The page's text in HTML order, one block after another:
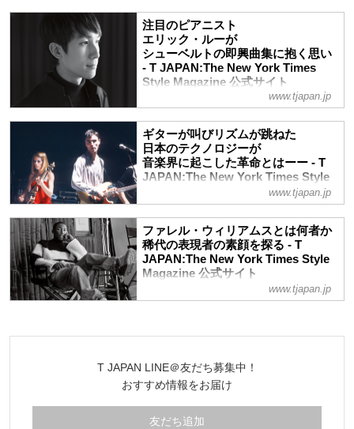
注目のピアニスト
エリック・ルーが
シューベルトの即興曲集に抱く思い
- T JAPAN:The New York Times
Style Magazine 公式サイト
ショパンコンクールを制したピアニストの
エリック・ルーにインタビュー。彼が、シ
ューベルトの即興曲集に抱く特別な思いと
は――
www.tjapan.jp
ギターが叫びリズムが跳ねた
日本のテクノロジーが
音楽界に起こした革命とはーー - T
JAPAN:The New York Times Style
てきた「メイド・イン・ジャパン」。その
知られざる功績とはーー
www.tjapan.jp
ファレル・ウィリアムスとは何者か
稀代の表現者の素顔を探る - T
JAPAN:The New York Times Style
Magazine 公式サイト
ルイ・ヴィトンのメンズ クリエイティ
www.tjapan.jp
T JAPAN LINE＠友だち募集中！
おすすめ情報をお届け
友だち追加